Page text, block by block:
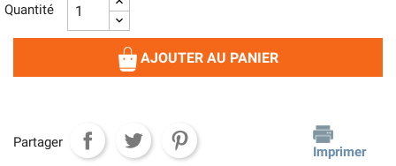
Quantité
AJOUTER AU PANIER
Partager
Imprimer